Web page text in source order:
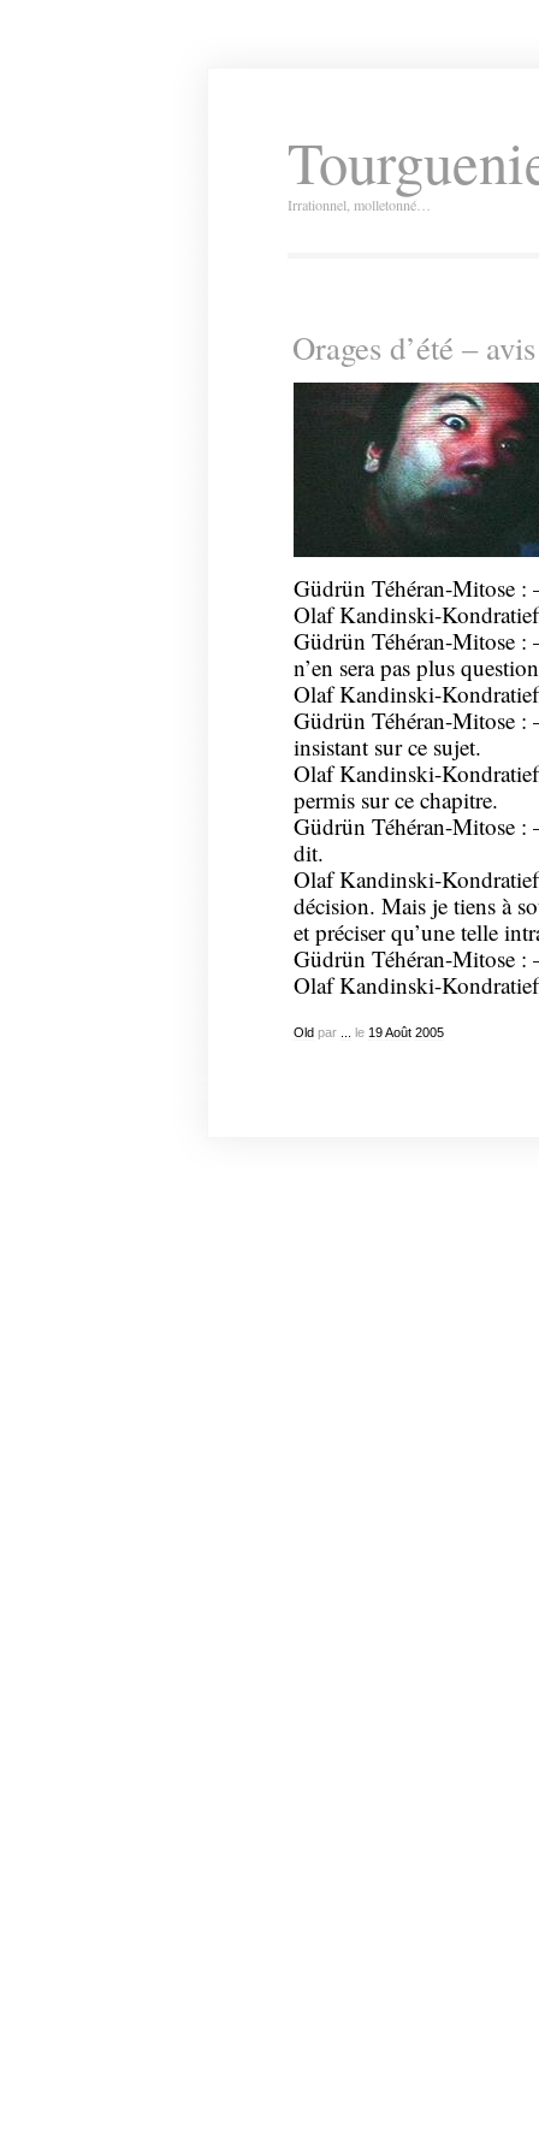
Irrationnel, molletonné…
Orages d’été –
Güdrün Téhéran-Mitose :
Olaf Kandinski-
Güdrün Téhéran-Mitose :
n’en sera pas plus
Olaf Kandinski-
Güdrün Téhéran-Mitose :
insistant sur ce sujet.
Olaf Kandinski-
permis sur ce chapitre.
Güdrün Téhéran-Mitose :
dit.
Olaf Kandinski-
décision. Mais je tiens à
et préciser qu’une telle
Güdrün Téhéran-Mitose :
Olaf Kandinski-
Old par le 19 Août 2005